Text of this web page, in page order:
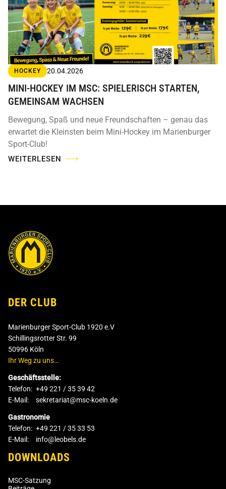
HOCKEY 20.04.2026
MINI-HOCKEY IM MSC: SPIELERISCH STARTEN,
GEMEINSAM WACHSEN
Bewegung, Spaß und neue Freundschaften – genau das
erwartet die Kleinsten beim Mini-Hockey im Marienburger
Sport-Club!
WEITERLESEN
DER CLUB
Marienburger Sport-Club 1920 e.V
Schillingsrotter Str. 99
50996 Köln
Ihr Weg zu uns…
Geschäftsstelle:
Telefon: +49 221 / 35 39 42
E-Mail:
sekretariat@msc-koeln.de
Gastronomie
Telefon: +49 221 / 35 33 53
E-Mail:
info@leobels.de
DOWNLOADS
MSC-Satzung